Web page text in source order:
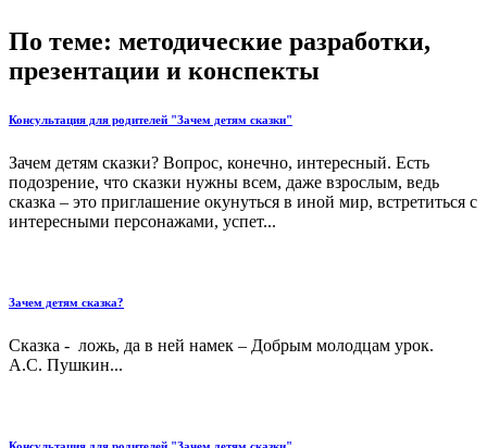
По теме: методические разработки,
презентации и конспекты
Консультация для родителей "Зачем детям сказки"
Зачем детям сказки? Вопрос, конечно, интересный. Есть
подозрение, что сказки нужны всем, даже взрослым, ведь
сказка – это приглашение окунуться в иной мир, встретиться с
интересными персонажами, успет...
Зачем детям сказка?
Сказка - ложь, да в ней намек – Добрым молодцам урок.
А.С. Пушкин...
Консультация для родителей "Зачем детям сказки"